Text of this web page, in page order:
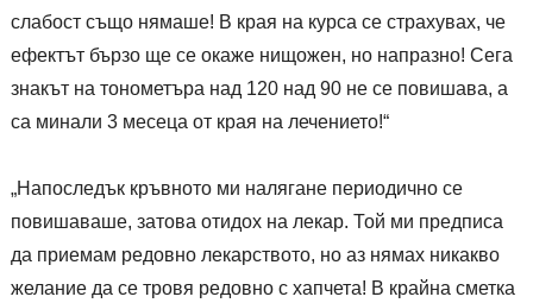
слабост също нямаше! В края на курса се страхувах, че
ефектът бързо ще се окаже нищожен, но напразно! Сега
знакът на тонометъра над 120 над 90 не се повишава, а
са минали 3 месеца от края на лечението!“
„Напоследък кръвното ми налягане периодично се
повишаваше, затова отидох на лекар. Той ми предписа
да приемам редовно лекарството, но аз нямах никакво
желание да се тровя редовно с хапчета! В крайна сметка